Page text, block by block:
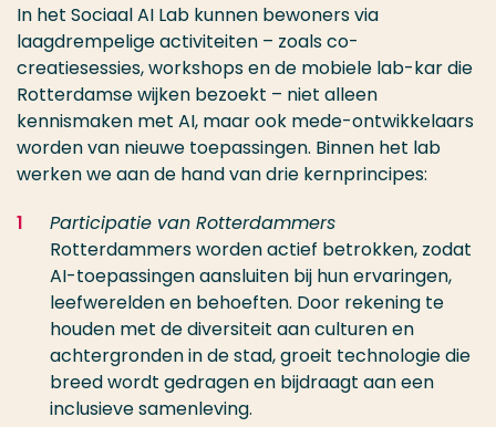
In het Sociaal AI Lab kunnen bewoners via
laagdrempelige activiteiten – zoals co-
creatiesessies, workshops en de mobiele lab-kar die
Rotterdamse wijken bezoekt – niet alleen
kennismaken met AI, maar ook mede-ontwikkelaars
worden van nieuwe toepassingen. Binnen het lab
werken we aan de hand van drie kernprincipes:
Participatie van Rotterdammers
Rotterdammers worden actief betrokken, zodat
AI-toepassingen aansluiten bij hun ervaringen,
leefwerelden en behoeften. Door rekening te
houden met de diversiteit aan culturen en
achtergronden in de stad, groeit technologie die
breed wordt gedragen en bijdraagt aan een
inclusieve samenleving.